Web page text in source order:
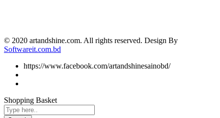
© 2020 artandshine.com. All rights reserved. Design By
Softwareit.com.bd
https://www.facebook.com/artandshinesainobd/
Shopping Basket